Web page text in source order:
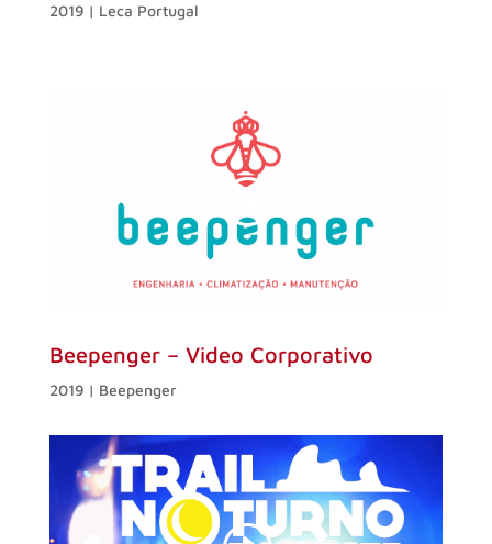
2019 | Leca Portugal
Beepenger – Video Corporativo
2019 | Beepenger